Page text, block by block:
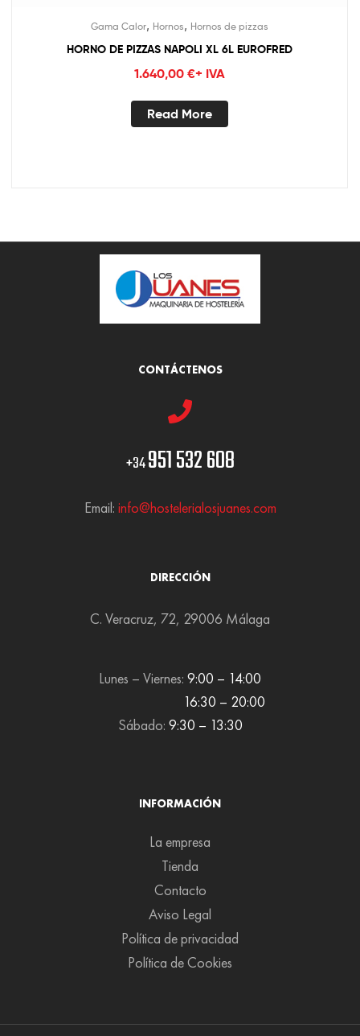
Gama Calor, Hornos, Hornos de pizzas
HORNO DE PIZZAS NAPOLI XL 6L EUROFRED
1.640,00 €+ IVA
Read More
CONTÁCTENOS
+34951 532 608
Email: info@hostelerialosjuanes.com
DIRECCIÓN
C. Veracruz, 72, 29006 Málaga
Lunes – Viernes: 9:00 – 14:00
16:30 – 20:00
Sábado: 9:30 – 13:30
INFORMACIÓN
La empresa
Tienda
Contacto
Aviso Legal
Política de privacidad
Política de Cookies